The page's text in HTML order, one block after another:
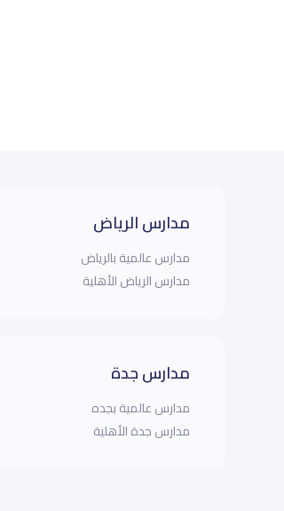
مدارس الرياض
مدارس عالمية بالرياض
مدارس الرياض الأهلية
مدارس جدة
مدارس عالمية بجده
مدارس جدة الأهلية